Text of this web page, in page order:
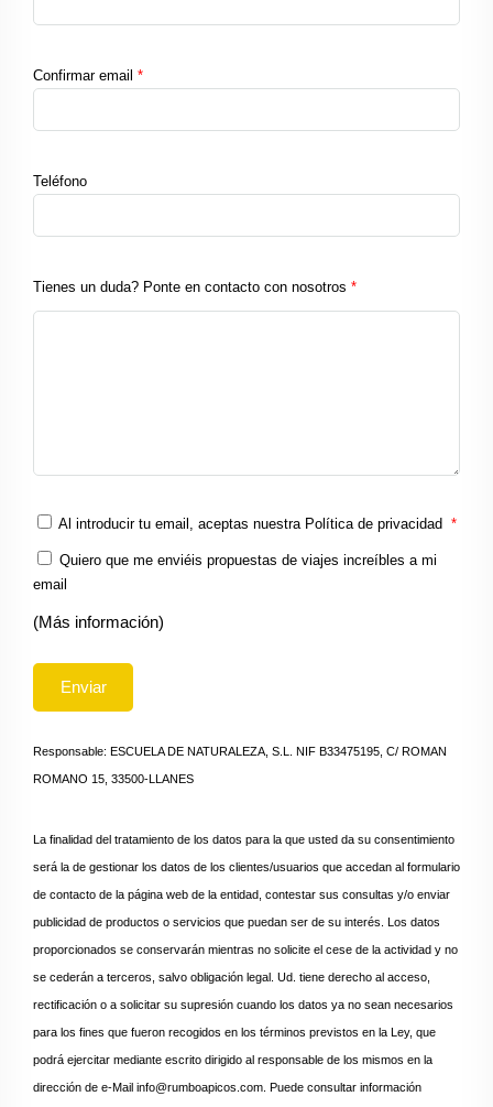
Confirmar email *
Teléfono
Tienes un duda? Ponte en contacto con nosotros *
Al introducir tu email, aceptas nuestra Política de privacidad *
Quiero que me enviéis propuestas de viajes increíbles a mi
email
(Más información)
Responsable: ESCUELA DE NATURALEZA, S.L. NIF B33475195, C/ ROMAN
ROMANO 15, 33500-LLANES
La finalidad del tratamiento de los datos para la que usted da su consentimiento
será la de gestionar los datos de los clientes/usuarios que accedan al formulario
de contacto de la página web de la entidad, contestar sus consultas y/o enviar
publicidad de productos o servicios que puedan ser de su interés. Los datos
proporcionados se conservarán mientras no solicite el cese de la actividad y no
se cederán a terceros, salvo obligación legal. Ud. tiene derecho al acceso,
rectificación o a solicitar su supresión cuando los datos ya no sean necesarios
para los fines que fueron recogidos en los términos previstos en la Ley, que
podrá ejercitar mediante escrito dirigido al responsable de los mismos en la
dirección de e-Mail info@rumboapicos.com. Puede consultar información